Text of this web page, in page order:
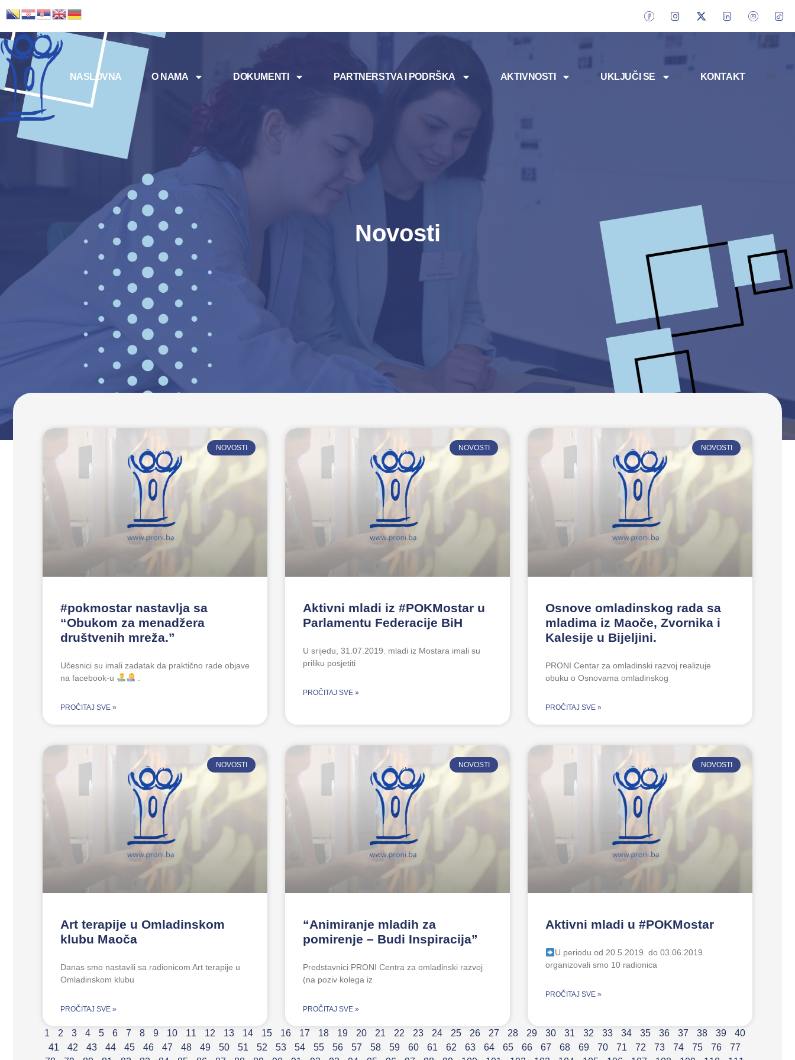
NASLOVNA O NAMA DOKUMENTI PARTNERSTVA I PODRŠKA AKTIVNOSTI UKLJUČI SE KONTAKT
Novosti
NOVOSTI
#pokmostar nastavlja sa
“Obukom za menadžera
društvenih mreža.”
Učesnici su imali zadatak da praktično rade objave
na facebook-u
PROČITAJ SVE »
NOVOSTI
Aktivni mladi iz #POKMostar u
Parlamentu Federacije BiH
U srijedu, 31.07.2019. mladi iz Mostara imali su
priliku posjetiti
PROČITAJ SVE »
NOVOSTI
Osnove omladinskog rada sa
mladima iz Maoče, Zvornika i
Kalesije u Bijeljini.
PRONI Centar za omladinski razvoj realizuje
obuku o Osnovama omladinskog
PROČITAJ SVE »
NOVOSTI
Art terapije u Omladinskom
klubu Maoča
Danas smo nastavili sa radionicom Art terapije u
Omladinskom klubu
PROČITAJ SVE »
NOVOSTI
“Animiranje mladih za
pomirenje – Budi Inspiracija”
Predstavnici PRONI Centra za omladinski razvoj
(na poziv kolega iz
PROČITAJ SVE »
NOVOSTI
Aktivni mladi u #POKMostar
U periodu od 20.5.2019. do 03.06.2019.
organizovali smo 10 radionica
PROČITAJ SVE »
1 2 3 4 5 6 7 8 9 10 11 12 13 14 15 16 17 18 19 20 21 22 23 24 25 26 27 28 29 30 31 32 33 34 35 36 37 38 39
40
41
42 43 44 45 46 47 48 49 50 51 52 53 54 55 56 57 58 59 60 61 62 63 64 65 66 67 68 69 70 71 72 73 74 75 76
77